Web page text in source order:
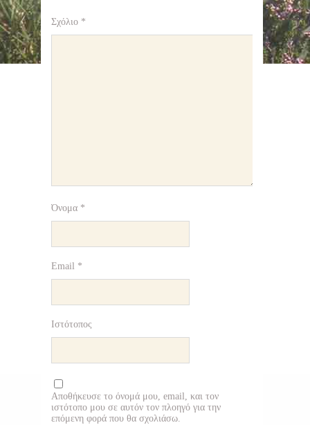
Σχόλιο *
Όνομα *
Email *
Ιστότοπος
Αποθήκευσε το όνομά μου, email, και τον
ιστότοπο μου σε αυτόν τον πλοηγό για την
επόμενη φορά που θα σχολιάσω.